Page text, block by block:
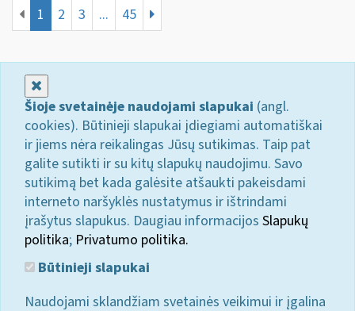
1 2 3 ... 45
Šioje svetainėje naudojami slapukai (angl.
cookies). Būtinieji slapukai įdiegiami automatiškai
ir jiems nėra reikalingas Jūsų sutikimas. Taip pat
galite sutikti ir su kitų slapukų naudojimu. Savo
sutikimą bet kada galėsite atšaukti pakeisdami
interneto naršyklės nustatymus ir ištrindami
įrašytus slapukus. Daugiau informacijos Slapukų
politika; Privatumo politika.
Būtinieji slapukai
Naudojami sklandžiam svetainės veikimui ir įgalina